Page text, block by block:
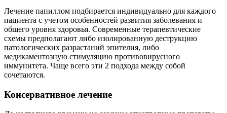
Лечение папиллом подбирается индивидуально для каждого
пациента с учетом особенностей развития заболевания и
общего уровня здоровья. Современные терапевтические
схемы предполагают либо изолированную деструкцию
патологических разрастаний эпителия, либо
медикаментозную стимуляцию противовирусного
иммунитета. Чаще всего эти 2 подхода между собой
сочетаются.
Консервативное лечение